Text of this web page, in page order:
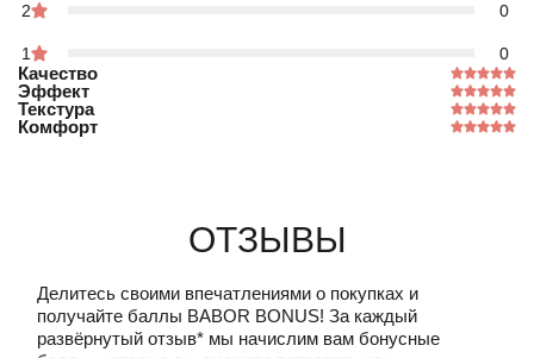
2 0
1 0
Качество
Эффект
Текстура
Комфорт
Отзывы
Делитесь своими впечатлениями о покупках и
получайте баллы BABOR BONUS! За каждый
развёрнутый отзыв* мы начислим вам бонусные